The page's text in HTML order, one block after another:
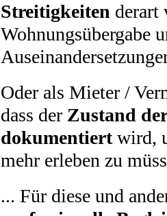
Streitigkeiten derart
Wohnungsübergabe
Oder als Mieter /
dass der Zustand
dokumentiertwird,
mehr erleben zu
... Für diese und